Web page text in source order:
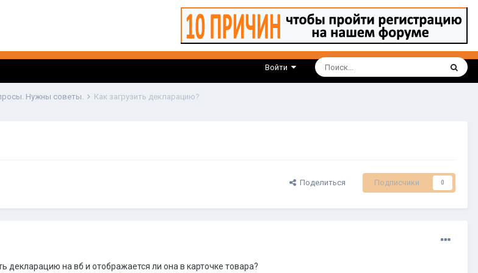
Войти
Нужны советы. Как загрузить декларацию?
Поделиться Подписчики 0
декларацию на вб и отображается ли она в карточке товара?